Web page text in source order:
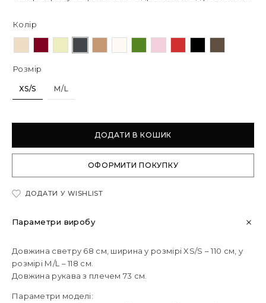
Колір
Розмір
XS/S M/L
ДОДАТИ В КОШИК
ОФОРМИТИ ПОКУПКУ
ДОДАТИ У WISHLIST
Параметри виробу
Довжина светру 68 см, ширина у розмірі XS/S – 110 см, у
розмірі М/L – 118 см.
Довжина рукава з плечем 73 см.
Параметри моделі: